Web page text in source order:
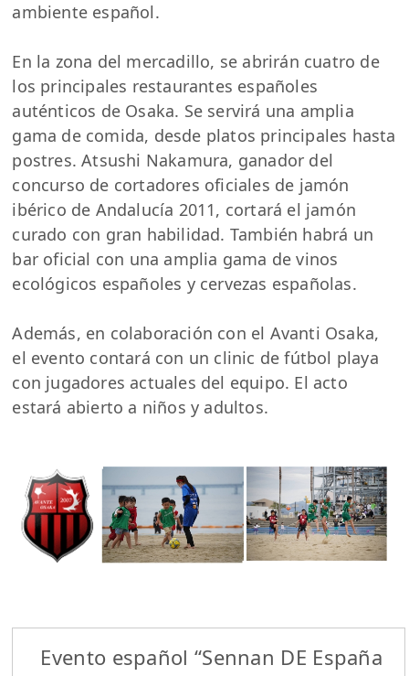
ambiente español.
En la zona del mercadillo, se abrirán cuatro de
los principales restaurantes españoles
auténticos de Osaka. Se servirá una amplia
gama de comida, desde platos principales hasta
postres. Atsushi Nakamura, ganador del
concurso de cortadores oficiales de jamón
ibérico de Andalucía 2011, cortará el jamón
curado con gran habilidad. También habrá un
bar oficial con una amplia gama de vinos
ecológicos españoles y cervezas españolas.
Además, en colaboración con el Avanti Osaka,
el evento contará con un clinic de fútbol playa
con jugadores actuales del equipo. El acto
estará abierto a niños y adultos.
Evento español “Sennan DE España